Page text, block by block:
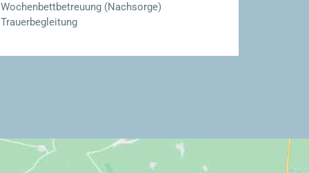
Wochenbettbetreuung (Nachsorge)
Trauerbegleitung